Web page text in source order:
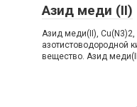
Азид меди (II)
Азид меди(II),
азотистоводородной
вещество. Азид